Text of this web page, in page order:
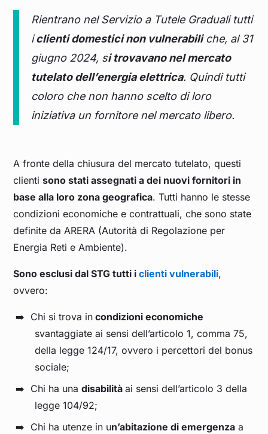
Rientrano nel Servizio a Tutele Graduali tutti
iclienti domestici non vulnerabiliche, al 31
giugno 2024, si trovavano nel mercato
tutelato dell’energia elettrica. Quindi tutti
coloro che non hanno scelto di loro
iniziativa un fornitore nel mercato libero.
A fronte della chiusura del mercato tutelato, questi
clientisono stati assegnati a dei nuovi fornitori in
base alla loro zona geografica. Tutti hanno le stesse
condizioni economiche e contrattuali, che sono state
definite da ARERA (Autorità di Regolazione per
Energia Reti e Ambiente).
Sono esclusi dal STG tutti iclienti vulnerabili,
ovvero:
Chi si trova in condizioni economiche
svantaggiate ai sensi dell’articolo 1, comma 75,
della legge 124/17, ovvero i percettori del bonus
sociale;
Chi ha una disabilità ai sensi dell’articolo 3 della
legge 104/92;
Chi ha utenze in un’abitazione di emergenza a